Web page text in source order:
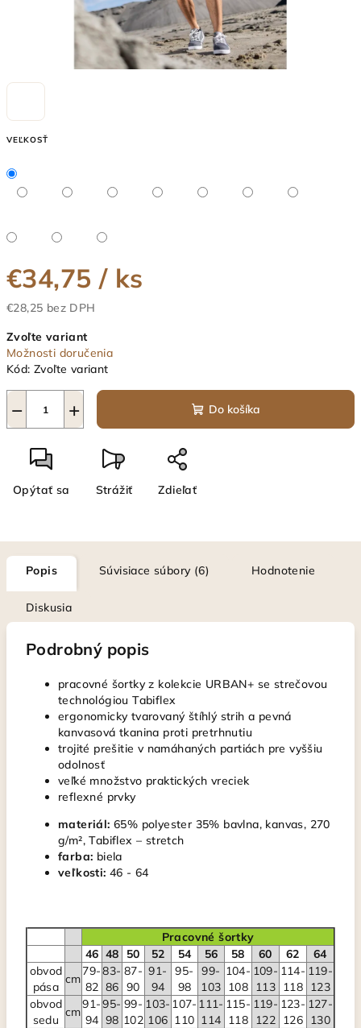
VEĽKOSŤ
€34,75 / ks
€28,25 bez DPH
cena:
Zvoľte variant
Možnosti doručenia
Kód: Zvoľte variant
+
− Do košíka
Opýtať sa Strážiť Zdieľať
Popis Súvisiace súbory (6) Hodnotenie
Diskusia
Podrobný popis
pracovné šortky z kolekcie URBAN+ se strečovou
technológiou Tabiflex
ergonomicky tvarovaný štíhlý strih a pevná
kanvasová tkanina proti pretrhnutiu
trojité prešitie v namáhaných partiách pre vyššiu
odolnosť
veľké množstvo praktických vreciek
reflexné prvky
materiál: 65% polyester 35% bavlna, kanvas, 270
g/m², Tabiflex – stretch
farba: biela
veľkosti: 46 - 64
Pracovné šortky
46 48 50 52 54 56 58 60 62
64
obvod
pása
cm
79-
82
83-
86
87-
90
91-
94
95-
98
99-
103
104-
108
109-
113
114-
118
119-
123
obvod
sedu
cm
91-
94
95-
98
99-
102
103-
106
107-
110
111-
114
115-
118
119-
122
123-
126
127-
130